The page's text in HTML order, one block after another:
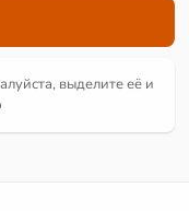
выделите её и